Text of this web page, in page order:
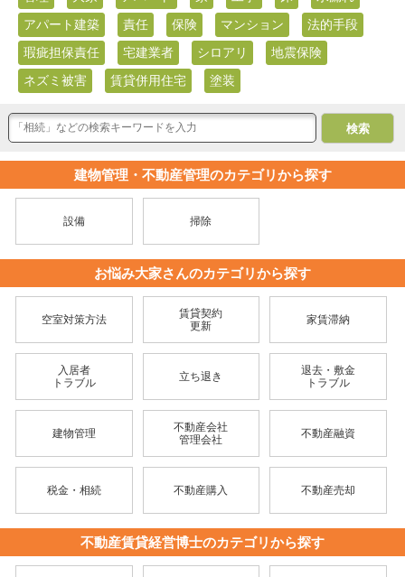
アパート建築
責任 保険 マンション
法的手段
瑕疵担保責任
宅建業者 シロアリ
地震保険
ネズミ被害
賃貸併用住宅 塗装
建物管理・不動産管理のカテゴリから探す
設備 掃除
お悩み大家さんのカテゴリから探す
空室対策方法
賃貸契約
更新
家賃滞納
入居者
トラブル
立ち退き
退去・敷金
トラブル
建物管理
不動産会社
管理会社
不動産融資
税金・相続 不動産購入 不動産売却
不動産賃貸経営博士のカテゴリから探す